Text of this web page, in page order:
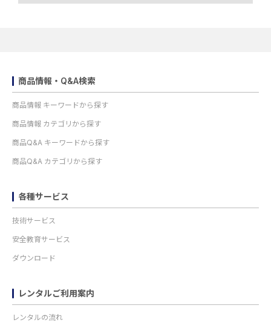
商品情報・Q&A検索
商品情報 キーワードから探す
商品情報 カテゴリから探す
商品Q&A キーワードから探す
商品Q&A カテゴリから探す
各種サービス
技術サービス
安全教育サービス
ダウンロード
レンタルご利用案内
レンタルの流れ